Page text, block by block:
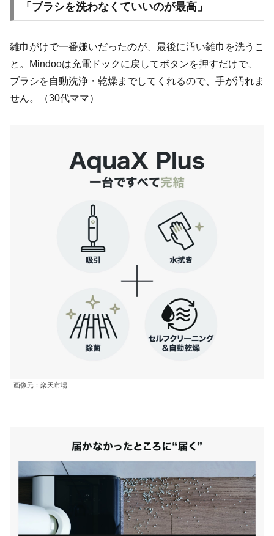
「ブラシを洗わなくていいのが最高」
雑巾がけで一番嫌いだったのが、最後に汚い雑巾を洗うこ
と。Mindooは充電ドックに戻してボタンを押すだけで、
ブラシを自動洗浄・乾燥までしてくれるので、手が汚れま
せん。（30代ママ）
画像元：楽天市場